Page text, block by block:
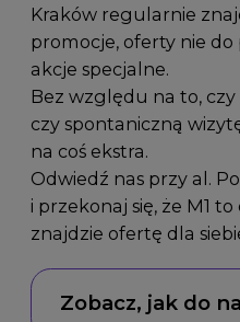
Kraków regularnie
promocje, oferty nie
akcje specjalne.
Bez względu na to,
czy spontaniczną
na coś ekstra.
Odwiedź nas przy al.
i przekonaj się, że M1
znajdzie ofertę dla
Zobacz, jak do